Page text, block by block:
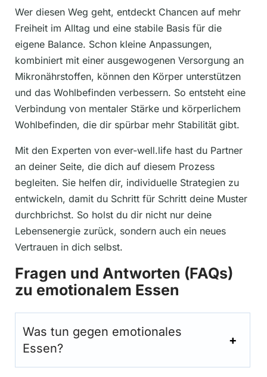
Wer diesen Weg geht, entdeckt Chancen auf mehr
Freiheit im Alltag und eine stabile Basis für die
eigene Balance. Schon kleine Anpassungen,
kombiniert mit einer ausgewogenen Versorgung an
Mikronährstoffen, können den Körper unterstützen
und das Wohlbefinden verbessern. So entsteht eine
Verbindung von mentaler Stärke und körperlichem
Wohlbefinden, die dir spürbar mehr Stabilität gibt.
Mit den Experten von ever-well.life hast du Partner
an deiner Seite, die dich auf diesem Prozess
begleiten. Sie helfen dir, individuelle Strategien zu
entwickeln, damit du Schritt für Schritt deine Muster
durchbrichst. So holst du dir nicht nur deine
Lebensenergie zurück, sondern auch ein neues
Vertrauen in dich selbst.
Fragen und Antworten (FAQs)
zu emotionalem Essen
Was tun gegen emotionales
Essen?